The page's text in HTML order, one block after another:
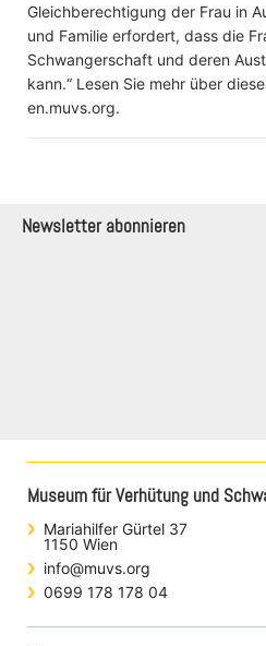
Gleichberechtigung der Frau in
und Familie erfordert, dass die
Schwangerschaft und deren
kann.“ Lesen Sie mehr über
en.muvs.org.
Newsletter abonnieren
Museum für Verhütung und
Mariahilfer Gürtel 37
1150 Wien
info@muvs.org
0699 178 178 04